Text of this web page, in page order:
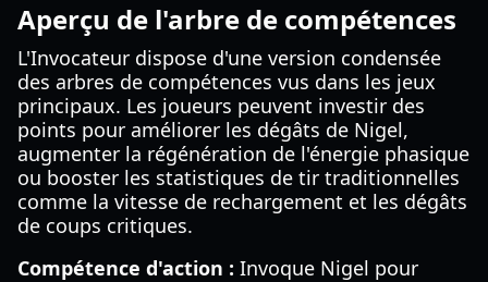
Aperçu de l'arbre de compétences
L'Invocateur dispose d'une version condensée
des arbres de compétences vus dans les jeux
principaux. Les joueurs peuvent investir des
points pour améliorer les dégâts de Nigel,
augmenter la régénération de l'énergie phasique
ou booster les statistiques de tir traditionnelles
comme la vitesse de rechargement et les dégâts
de coups critiques.
Compétence d'action : Invoque Nigel pour